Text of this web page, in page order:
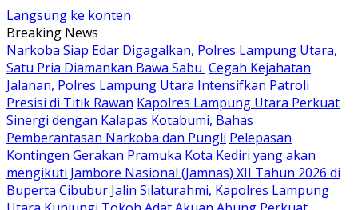
Langsung ke konten
Breaking News
Narkoba Siap Edar Digagalkan, Polres Lampung Utara,
Satu Pria Diamankan Bawa Sabu Cegah Kejahatan
Jalanan, Polres Lampung Utara Intensifkan Patroli
Presisi di Titik Rawan Kapolres Lampung Utara Perkuat
Sinergi dengan Kalapas Kotabumi, Bahas
Pemberantasan Narkoba dan Pungli Pelepasan
Kontingen Gerakan Pramuka Kota Kediri yang akan
mengikuti Jambore Nasional (Jamnas) XII Tahun 2026 di
Buperta Cibubur Jalin Silaturahmi, Kapolres Lampung